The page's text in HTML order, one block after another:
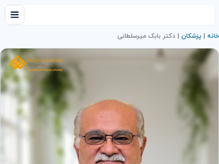
خانه | پزشکان | دکتر بابک میرسلطانی